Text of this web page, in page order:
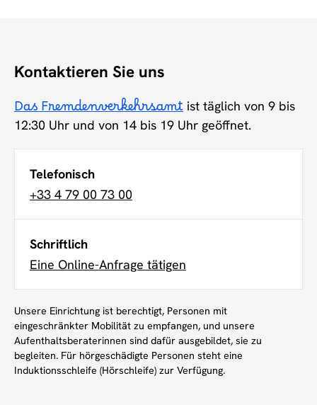
Kontaktieren Sie uns
Das Fremdenverkehrsamt ist täglich von 9 bis
12:30 Uhr und von 14 bis 19 Uhr geöffnet.
Telefonisch
+33 4 79 00 73 00
Schriftlich
Eine Online-Anfrage tätigen
Unsere Einrichtung ist berechtigt, Personen mit
eingeschränkter Mobilität zu empfangen, und unsere
Aufenthaltsberaterinnen sind dafür ausgebildet, sie zu
begleiten. Für hörgeschädigte Personen steht eine
Induktionsschleife (Hörschleife) zur Verfügung.